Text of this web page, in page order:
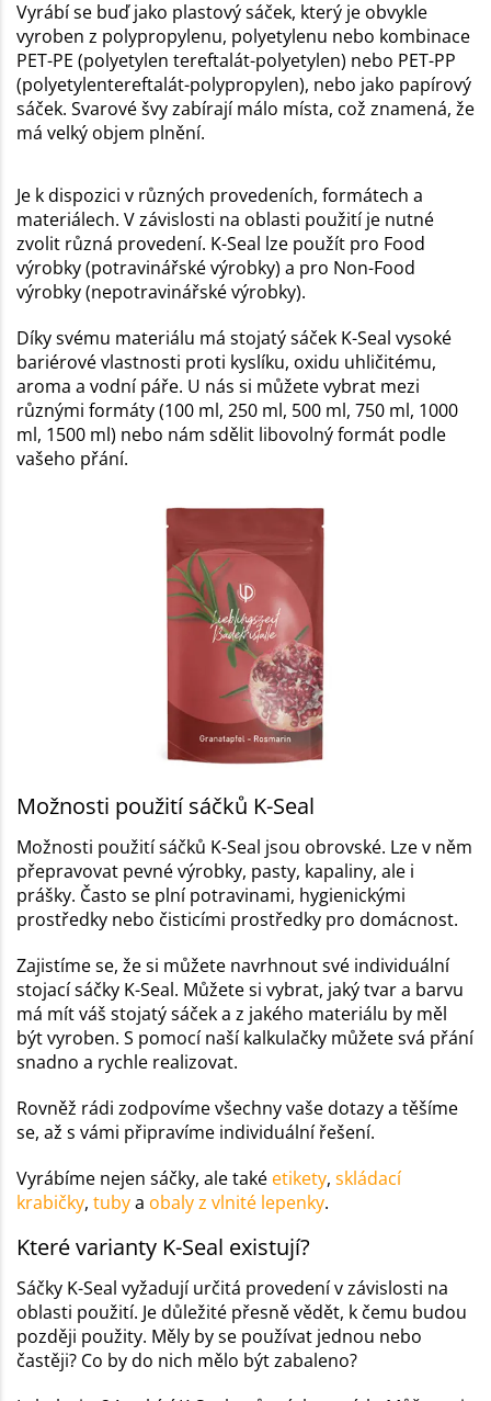
Vyrábí se buď jako plastový sáček, který je obvykle
vyroben z polypropylenu, polyetylenu nebo kombinace
PET-PE (polyetylen tereftalát-polyetylen) nebo PET-PP
(polyetylentereftalát-polypropylen), nebo jako papírový
sáček. Svarové švy zabírají málo místa, což znamená, že
má velký objem plnění.
Je k dispozici v různých provedeních, formátech a
materiálech. V závislosti na oblasti použití je nutné
zvolit různá provedení. K-Seal lze použít pro Food
výrobky (potravinářské výrobky) a pro Non-Food
výrobky (nepotravinářské výrobky).
Díky svému materiálu má stojatý sáček K-Seal vysoké
bariérové vlastnosti proti kyslíku, oxidu uhličitému,
aroma a vodní páře. U nás si můžete vybrat mezi
různými formáty (100 ml, 250 ml, 500 ml, 750 ml, 1000
ml, 1500 ml) nebo nám sdělit libovolný formát podle
vašeho přání.
Možnosti použití sáčků K-Seal
Možnosti použití sáčků K-Seal jsou obrovské. Lze v něm
přepravovat pevné výrobky, pasty, kapaliny, ale i
prášky. Často se plní potravinami, hygienickými
prostředky nebo čisticími prostředky pro domácnost.
Zajistíme se, že si můžete navrhnout své individuální
stojací sáčky K-Seal. Můžete si vybrat, jaký tvar a barvu
má mít váš stojatý sáček a z jakého materiálu by měl
být vyroben. S pomocí naší kalkulačky můžete svá přání
snadno a rychle realizovat.
Rovněž rádi zodpovíme všechny vaše dotazy a těšíme
se, až s vámi připravíme individuální řešení.
Vyrábíme nejen sáčky, ale také etikety, skládací
krabičky, tubya obaly z vlnité lepenky.
Které varianty K-Seal existují?
Sáčky K-Seal vyžadují určitá provedení v závislosti na
oblasti použití. Je důležité přesně vědět, k čemu budou
později použity. Měly by se používat jednou nebo
častěji? Co by do nich mělo být zabaleno?